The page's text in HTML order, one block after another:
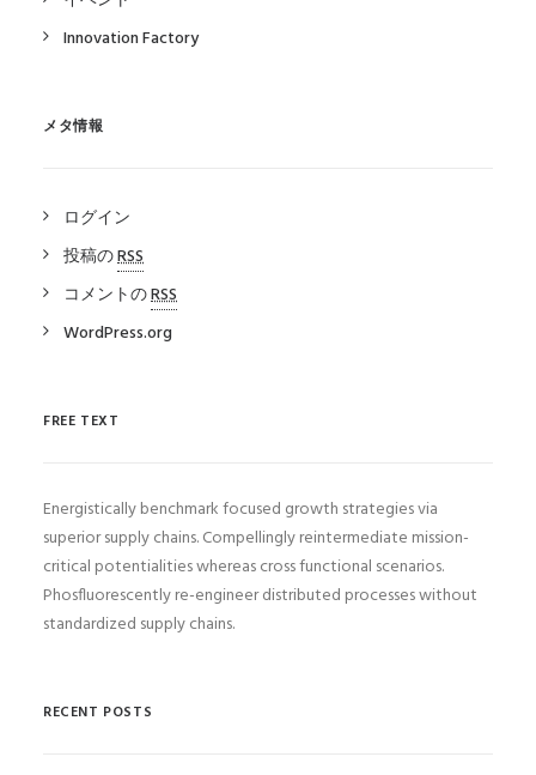
Innovation Factory
メタ情報
ログイン
投稿のRSS
コメントのRSS
WordPress.org
FREE TEXT
Energistically benchmark focused growth strategies via
superior supply chains. Compellingly reintermediate mission-
critical potentialities whereas cross functional scenarios.
Phosfluorescently re-engineer distributed processes without
standardized supply chains.
RECENT POSTS